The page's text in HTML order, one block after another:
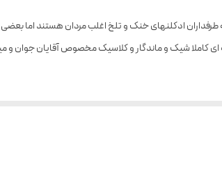
خنک و تلخ دارد.درست است که طرفداران ادکلنهای خنک و تلخ اغلب
شیک و ماندگار و کلاسیک مخصوص آقایان جوان و